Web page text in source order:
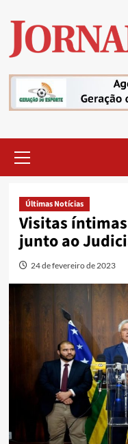
content
Menu
Últimas Notícias
Visitas
junto ao
24 de fevereiro de 2023